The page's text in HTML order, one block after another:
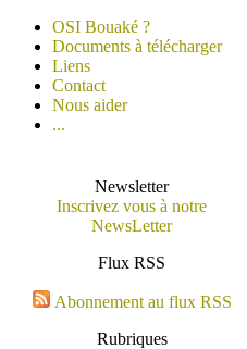
OSI Bouaké ?
Documents à télécharger
Liens
Contact
Nous aider
...
Newsletter
Inscrivez vous à notre
NewsLetter
Flux RSS
Abonnement au flux RSS
Rubriques